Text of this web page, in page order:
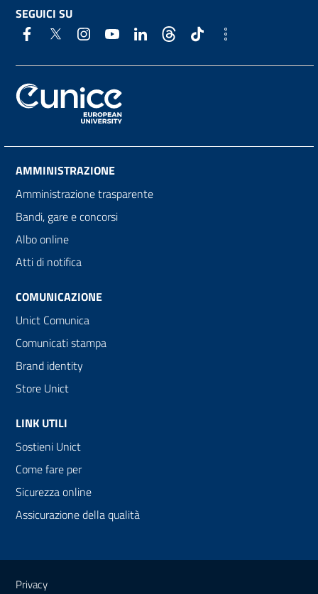
SEGUICI SU
AMMINISTRAZIONE
Amministrazione trasparente
Bandi, gare e concorsi
Albo online
Atti di notifica
COMUNICAZIONE
Unict Comunica
Comunicati stampa
Brand identity
Store Unict
LINK UTILI
Sostieni Unict
Come fare per
Sicurezza online
Assicurazione della qualità
Link e informazioni utili
Privacy